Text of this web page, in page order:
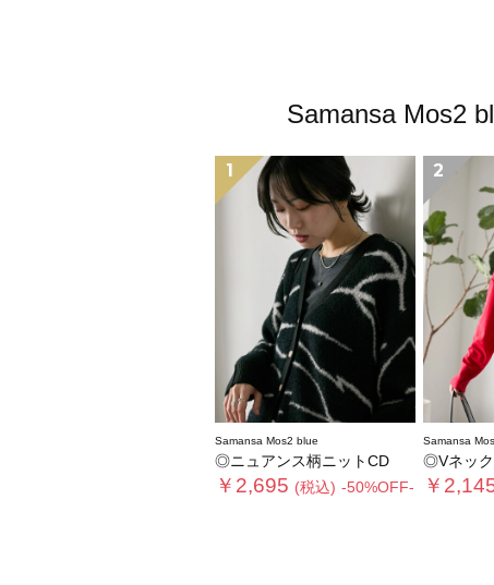
Samansa Mos2
1
Samansa Mos2 blue
◎ニュアンス柄ニットCD
￥2,695 (税込) -50%OFF-
2
Samansa
◎Vネック
￥